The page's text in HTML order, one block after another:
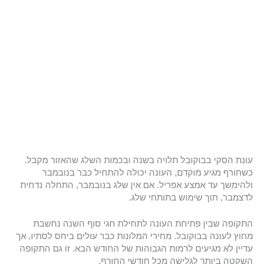
עונת הסקי בבוקובל תלויה בשנה ובכמות השלג שהאזור מקבל.
כשחורף מגיע מוקדם, העונה יכולה להתחיל כבר בנובמבר
ולהימשך עד אמצע אפריל. אם אין שלג בנובמבר, התחלה נדחית
לדצמבר, תוך שימוש בתותחי שלג.
התקופה שבין פתיחת העונה לתחילת חגי סוף השנה נחשבת
מחוץ לעונה בבוקובל. מחירי המלונות כבר עולים ביחס לסתיו, אך
עדיין לא מגיעים לרמות הגבוהות של החודש הבא. זו גם התקופה
השקטה ביותר לגלישה מכל חודשי החורף.